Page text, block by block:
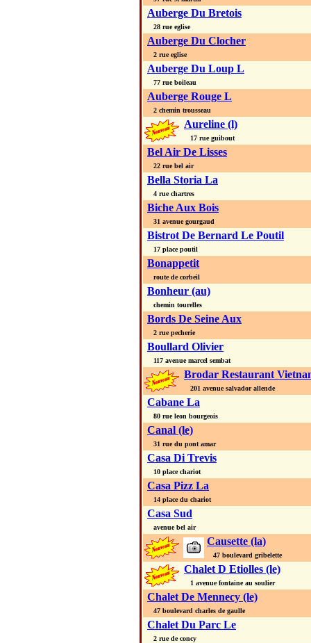
Auberge Du Bretois
28 rue eglise
Auberge Du Clocher
2 rue eglise
Auberge Du Loup L
77 rue boileau
Auberge Rouge L
2 chemin trousseau
Aureline (l)
17 rue guibout
Bel Air De Lisses
22 rue bel air
Bella Storia La
4 rue chartres
Biche Aux Bois
31 avenue gourgaud
Bistrot De Bernard Le Poutil
17 place poutil
Bonappetit
route de corbeil
Bonheur (au)
chemin tourelles
Bords De Seine Aux
2 rue pecherie
Boullard Olivier
117 avenue marcel sembat
Brodar Restaurant
201 avenue salvador allende
Cabane La
80 rue leon bourgeois
Canal (le)
31 rue du pont amar
Casa Di Trevis
10 place chariot
Casa Pizz La
14 place du chariot
Casa Sud
avenue bel air
Causette (la)
47 boulevard gribelette
Chalet D Etiolles (le)
1 avenue fontaine au soulier
Chalet De Mennecy (le)
47 boulevard charles de gaulle
Chalet Du Parc Le
2 rue de concy